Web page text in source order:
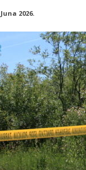
Juna 2026.